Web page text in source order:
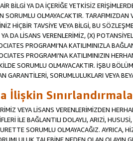
BİLGİ YA DA İÇERİĞE YETKİSİZ
SORUMLU OLMAYACAKTIR.
HİÇBİR TAVSİYE VEYA BİLGİ, BU
DA LİSANS VERENLERİMİZ, (X)
PROGRAMI’NA KATILIMINIZLA
PROGRAMI’NA KATILIMINIZIN
SORUMLU OLMAYACAKTIR. İŞBU
GARANTİLERİ, SORUMLULUKLARI VEYA
İlişkin
VEYA LİSANS VERENLERİMİZDEN
İLE BAĞLANTILI DOLAYLI, ARIZİ,
SORUMLU OLMAYACAĞIZ. AYRICA,